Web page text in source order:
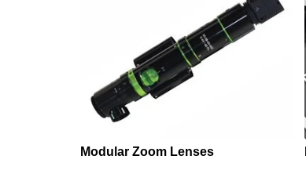
Modular Zoom Lenses